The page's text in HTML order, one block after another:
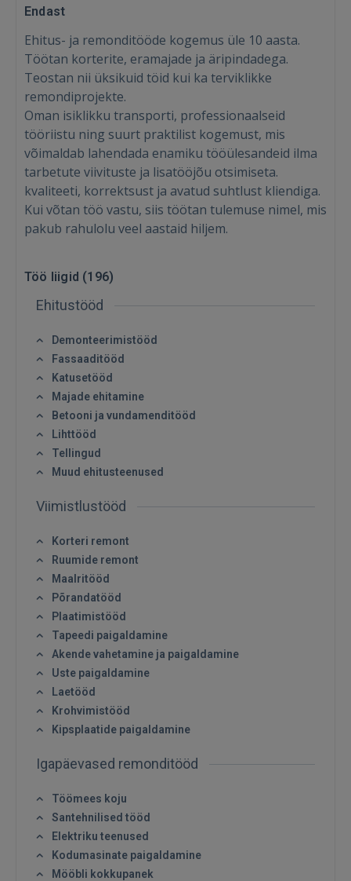
Sisene
SISENE
Unustasite parooli?
Endast
Ehitus- ja remonditööde kogemus üle 10 aasta.
Töötan korterite, eramajade ja äripindadega.
Teostan nii üksikuid töid kui ka terviklikke
remondiprojekte.
Oman isiklikku transporti, professionaalseid
tööriistu ning suurt praktilist kogemust, mis
võimaldab lahendada enamiku tööülesandeid ilma
tarbetute viivituste ja lisatööjõu otsimiseta.
kvaliteeti, korrektsust ja avatud suhtlust kliendiga.
Kui võtan töö vastu, siis töötan tulemuse nimel, mis
pakub rahulolu veel aastaid hiljem.
Töö liigid (196)
Ehitustööd
Demonteerimistööd
Fassaaditööd
Katusetööd
Majade ehitamine
Betooni ja vundamenditööd
Lihttööd
Tellingud
Muud ehitusteenused
Viimistlustööd
Korteri remont
Ruumide remont
Maalritööd
Põrandatööd
Plaatimistööd
Tapeedi paigaldamine
Akende vahetamine ja paigaldamine
Uste paigaldamine
Laetööd
Krohvimistööd
Kipsplaatide paigaldamine
Igapäevased remonditööd
Töömees koju
Santehnilised tööd
Elektriku teenused
Kodumasinate paigaldamine
Mööbli kokkupanek